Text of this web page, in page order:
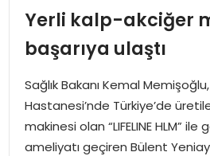
EKONOMI
İDEAL YAŞAM
İDEAL SPOR
YAŞAM
Yerli kalp-akciğer
başarıya ulaştı
Sağlık Bakanı Kemal
Hastanesi’nde Türkiye’de
makinesi olan “LIFELINE HLM”
ameliyatı geçiren Bülent